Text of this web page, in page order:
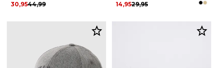
44,99
30,95
29,95
14,95